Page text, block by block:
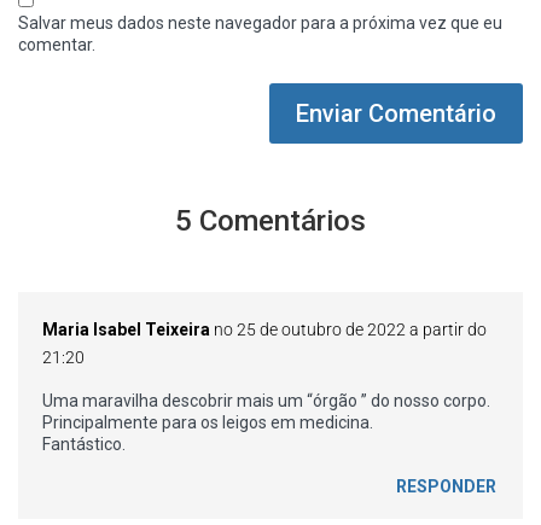
Salvar meus dados neste navegador para a próxima vez que eu
comentar.
5 Comentários
Maria Isabel Teixeira no 25 de outubro de 2022 a partir do
21:20
Uma maravilha descobrir mais um “órgão ” do nosso corpo.
Principalmente para os leigos em medicina.
Fantástico.
RESPONDER